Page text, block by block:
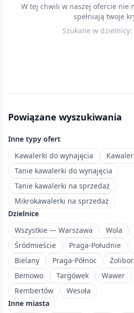
Warszawie
idealne
studentów
singli
ceniących
niezależność.
Zielona
dzielnica
na
południu
Warszawy,
popularna
wśród
rodzin.
W tej chwili w naszej ofercie nie
spełniają twoje
Szukane w dzielnicy:
Powiązane wyszukiwania
Inne typy ofert
Kawalerki do wynajęcia
Tanie kawalerki do wynajęcia
Tanie kawalerki na sprzedaż
Mikrokawalerki na sprzedaż
Dzielnice
Wszystkie — Warszawa
Wola
Śródmieście
Praga-Południe
Bielany
Praga-Północ
Bemowo
Targówek Wawer
Rembertów
Wesoła
Inne miasta